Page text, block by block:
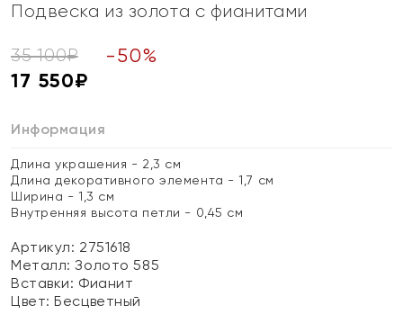
Подвеска из золота с фианитами
35 100₽ -50%
17 550₽
Информация
Длина украшения - 2,3 см
Длина декоративного элемента - 1,7 см
Ширина - 1,3 см
Внутренняя высота петли - 0,45 см
Артикул: 2751618
Металл:Золото 585
Вставки: Фианит
Цвет:Бесцветный